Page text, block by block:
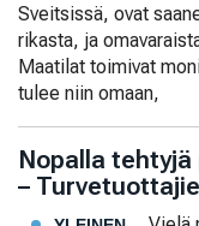
Sveitsissä, ovat
rikasta, ja
Maatilat toimivat
tulee niin omaan,
Nopalla
–